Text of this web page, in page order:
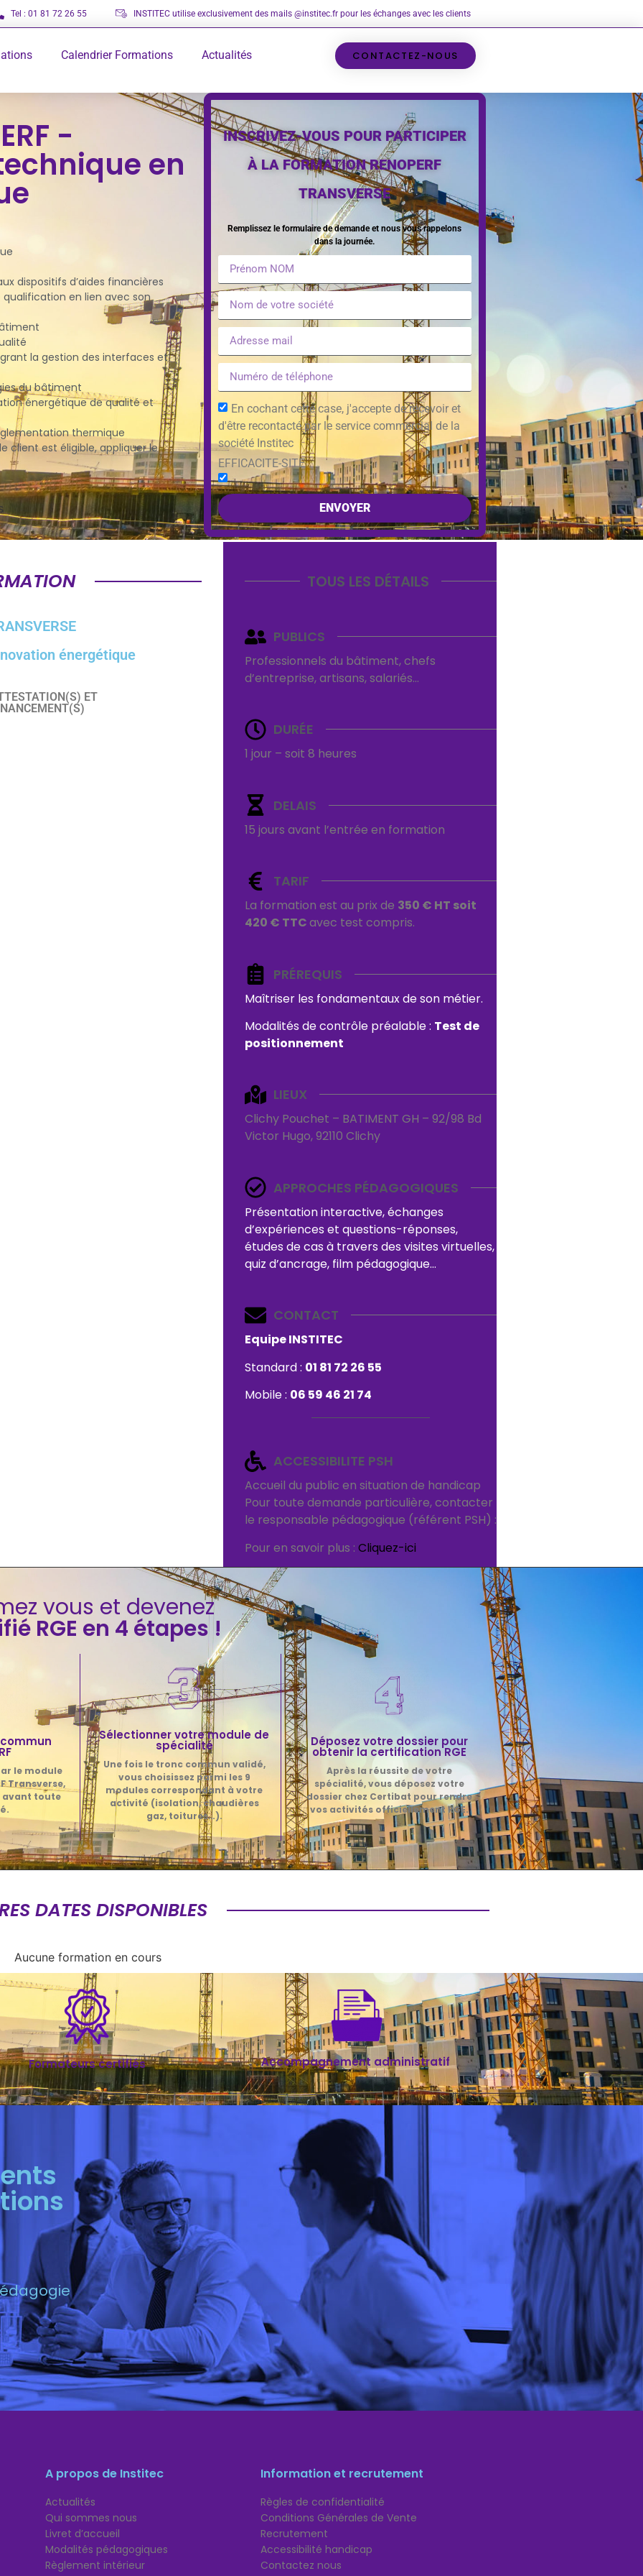
Tel : 01 81 72 26 55 INSTITEC utilise exclusivement des mails @institec.fr pour les échanges avec les clients
Calendrier Formations Actualités CONTACTEZ-NOUS
-
en
dispositifs d’aides financières
en lien avec son
la gestion des interfaces et
du bâtiment
énergétique de qualité et
thermique
client est éligible, appliquer le
INSCRIVEZ-VOUS POUR PARTICIPER
À LA FORMATION RENOPERF
TRANSVERSE
Remplissez le formulaire de demande et nous vous rappelons
dans la journée.
En cochant cette case, j'accepte de recevoir et
d'être recontacté par le service commercial de la
société Institec
EFFICACITE-SITE
ENVOYER
énergétique
ET
TOUS LES DÉTAILS
PUBLICS
Professionnels du bâtiment, chefs
d’entreprise, artisans, salariés…
DURÉE
1 jour – soit 8 heures
DELAIS
15 jours avant l’entrée en formation
TARIF
La formation est au prix de 350 € HT soit
420 € TTCavec test compris.
PRÉREQUIS
Maîtriser les fondamentaux de son métier.
Modalités de contrôle préalable : Test de
positionnement
LIEUX
Clichy Pouchet – BATIMENT GH – 92/98 Bd
Victor Hugo,92110 Clichy
APPROCHES PÉDAGOGIQUES
Présentation interactive, échanges
d’expériences et questions-réponses,
études de cas à travers des visites virtuelles,
quiz d’ancrage, film pédagogique…
CONTACT
Equipe INSTITEC
Standard : 01 81 72 26 55
Mobile : 06 59 46 21 74
ACCESSIBILITE PSH
Accueil du public en situation de handicap
Pour toute demande particulière, contacter
le responsable pédagogique (référent PSH) :
Pour en savoir plus : Cliquez-ici
vous et devenez
RGE en 4 étapes !
le module
Transverse,
avant toute
Sélectionner votre module de
spécialité
Une fois le tronc commun validé,
vous choisissez parmi les 9
modules correspondant à votre
activité (isolation, chaudières
gaz, toitures…).
Déposez votre dossier pour
obtenir la certification RGE
Après la réussite de votre
spécialité, vous déposez votre
dossier chez Certibat pour rendre
vos activités officiellement RGE.
DATES DISPONIBLES
Aucune formation en cours
Formateurs certifiés Accompagnement administratif
A propos de Institec
Actualités
Qui sommes nous
Livret d’accueil
Modalités pédagogiques
Règlement intérieur
Information et recrutement
Règles de confidentialité
Conditions Générales de Vente
Recrutement
Accessibilité handicap
Contactez nous